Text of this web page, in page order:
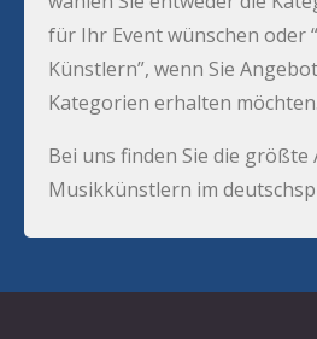
für Ihr Event wünschen oder
Künstlern”, wenn Sie
Kategorien erhalten möchten.
Bei uns finden Sie die größte
Musikkünstlern im